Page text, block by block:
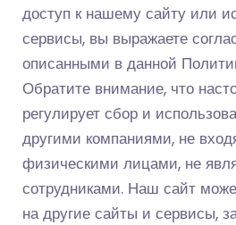
доступ к нашему сайту или
сервисы, вы выражаете
описанными в данной
Обратите внимание, что
регулирует сбор и
другими компаниями, не
физическими лицами, не
сотрудниками. Наш сайт
на другие сайты и сервисы,